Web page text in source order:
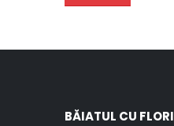
BĂIATUL CU FLORI